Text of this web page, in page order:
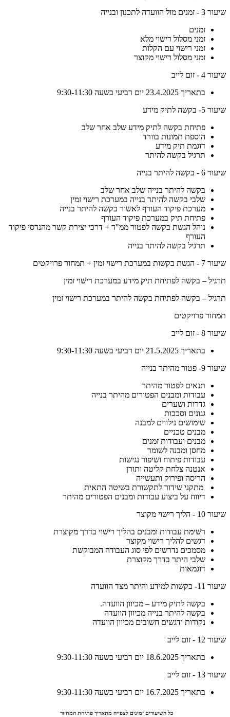
שיעור 3 - זמנים מול הוועדה לתכנון ובנייה
זמנים
זמני מסלול רישוי מלא
זמני רישוי עם הקלות
זמני מסלול רישוי מקוצר
שיעור 4 - זום לייב
בתאריך 23.4.2025 יום רביעי בשעה 9:30-11:30
שיעור 5- בקשה לתיק מידע
פתיחת בקשה לתיק מידע שלב אחר שלב
הוספת תמונות בוורד
דוגמת תיק מידע
תרגיל בקשה להיתר
שיעור 6 - בקשה להיתר בנייה
בקשה להיתר בנייה שלב אחר שלב
שלבי בקשה להיתר בנייה במערכת רישוי זמין
מערכת פיקוד העורף לאשור בקשה להיתר בנייה
פתיחת תיק במערכת פיקוד העורף
נוהל הגשת בקשה לפטור ממ"ד + דרכי יצירת קשר מהנדסי פיקוד
העורף
תרגיל בקשה להיתר בנייה
שיעור 7 - הגשת בקשות במערכת רישוי זמין + תמחור פרויקטים
תרגיל – בקשה לפתיחת תיק מידע במערכת רישוי זמין
תרגיל – בקשה לפתיחת בקשה להיתר במערכת רישוי זמין
תמחור פרויקטים
שיעור 8 - זום לייב
בתאריך 21.5.2025 יום רביעי בשעה 9:30-11:30
שיעור 9- פטור מהיתר בנייה
תנאים לפטור מהיתר
עבודות ומבנים הפטורים מהיתר בנייה
גדרות ושערים
גגונים וסככות
שימושים נילווים למבנה
מבנים טכניים
מבנים ועבודות זמנים
מחסן ומבנה לשומר
עבודות פיתוח ושיפור נגישות
אנטנה צלחת קליטה ותורן
הריסה ופירוק ותעשייה
מתקני שידור לתקשורת בשיטה התאית
דיווח על ביצוע עבודות ומבנים הפטורים מהיתר
שיעור 10 - הליך רישוי מקוצר
רשימת עבודות ומבנים בהליך רישוי בדרך מקוצרת
דגשים להליך רישוי מקוצר
מסמכים נדרשים לפי סוג העבודה המבוקשת
שלבי היתר בדרך מקוצרת
דוגמאות
שיעור 11- בקשות למידע והיתר מצד הוועדה
בקשה לתיק מידע – מכיוון הוועדה.
בקשה להיתר בנייה מכיוון הוועדה
נקודות ודגשים חשובים מכיוון הוועדה
שיעור 12 - זום לייב
בתאריך 18.6.2025 יום רביעי בשעה 9:30-11:30
שיעור 13 - זום לייב
בתאריך 16.7.2025 יום רביעי בשעה 9:30-11:30
כל השיעורים זמינים לצפייה מתאריך פתיחת המחזור